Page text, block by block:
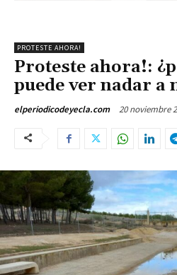
PROTESTE AHORA!
Proteste ahora!:
puede ver nadar a
elperiodicodeyecla.com 20 noviembre